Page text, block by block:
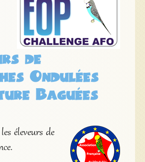
de
Ondulées
Baguées
éleveurs de